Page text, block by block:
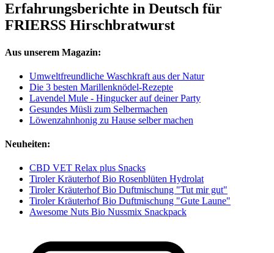
Erfahrungsberichte in Deutsch für
FRIERSS Hirschbratwurst
Aus unserem Magazin:
Umweltfreundliche Waschkraft aus der Natur
Die 3 besten Marillenknödel-Rezepte
Lavendel Mule - Hingucker auf deiner Party
Gesundes Müsli zum Selbermachen
Löwenzahnhonig zu Hause selber machen
Neuheiten:
CBD VET Relax plus Snacks
Tiroler Kräuterhof Bio Rosenblüten Hydrolat
Tiroler Kräuterhof Bio Duftmischung "Tut mir gut"
Tiroler Kräuterhof Bio Duftmischung "Gute Laune"
Awesome Nuts Bio Nussmix Snackpack